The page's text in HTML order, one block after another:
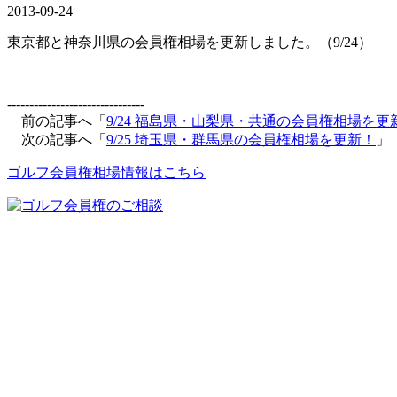
2013-09-24
東京都と神奈川県の会員権相場を更新しました。（9/24）
-------------------------------
前の記事へ「 9/24 福島県・山梨県・共通の会員権相場を更
次の記事へ「 9/25 埼玉県・群馬県の会員権相場を更新！ 」
ゴルフ会員権相場情報はこちら